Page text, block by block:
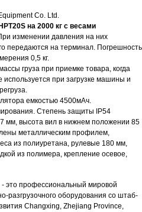
Co. Ltd.
на 2000 кг с весами
изменении давления на них
передаются на терминал. Погрешность
0,5 кг.
груза при приемке товара, когда
используется при загрузке машины и
емкостью 4500мАч.
Степень защиты IP54
мм, высота вил в нижнем положении 85
металлическим профилем,
из полиуретана, рулевые 180 мм,
из полимера, крепление осевое,
это профессиональный мировой
разгрузочного оборудования со штаб-
Changxing, Zhejiang Province,